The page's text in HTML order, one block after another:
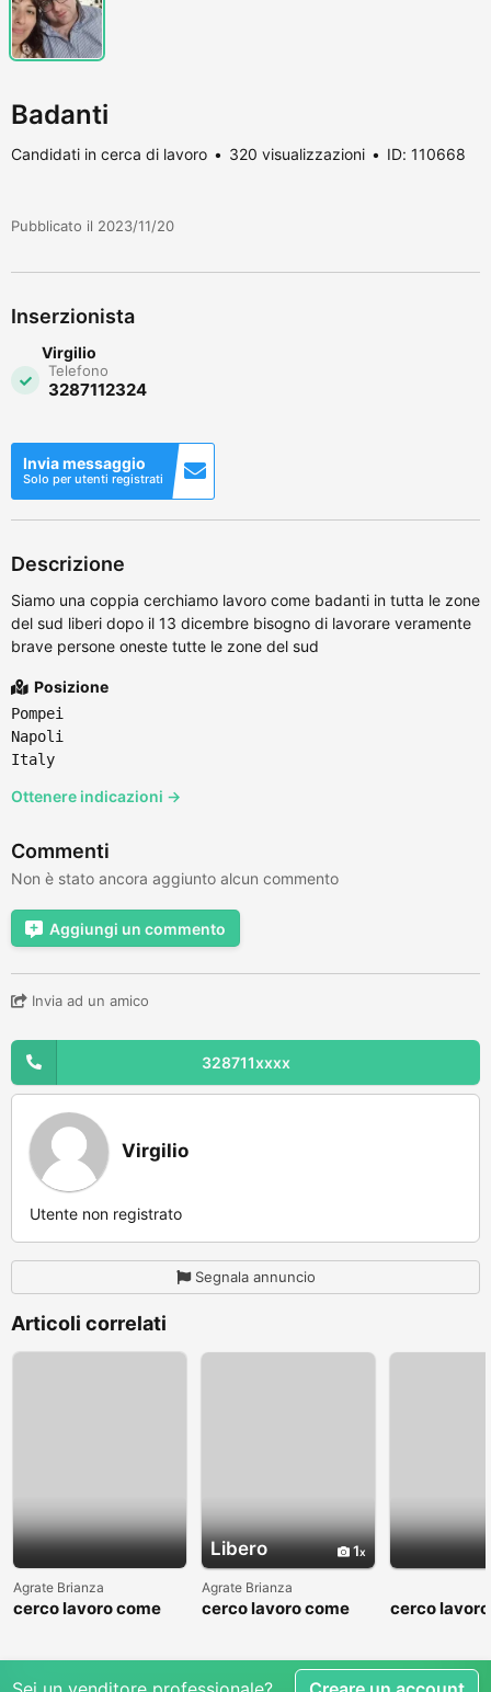
Badanti
Candidati in cerca di lavoro 320 visualizzazioni ID: 110668
Pubblicato il 2023/11/20
Inserzionista
Virgilio
Telefono
3287112324
Invia messaggio
Solo per utenti registrati
Descrizione
Siamo una coppia cerchiamo lavoro come badanti in tutta le zone
del sud liberi dopo il 13 dicembre bisogno di lavorare veramente
brave persone oneste tutte le zone del sud
Posizione
Pompei
Napoli
Italy
Ottenere indicazioni →
Commenti
Non è stato ancora aggiunto alcun commento
Aggiungi un commento
Invia ad un amico
328711xxxx
Virgilio
Utente non registrato
Segnala annuncio
Articoli correlati
Agrate Brianza
cerco lavoro come
Libero 1
Agrate Brianza
cerco lavoro come
cerco